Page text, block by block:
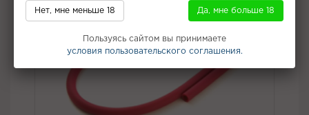
Нет, мне меньше 18 Да, мне больше 18
Пользуясь сайтом вы принимаете
условия пользовательского соглашения.